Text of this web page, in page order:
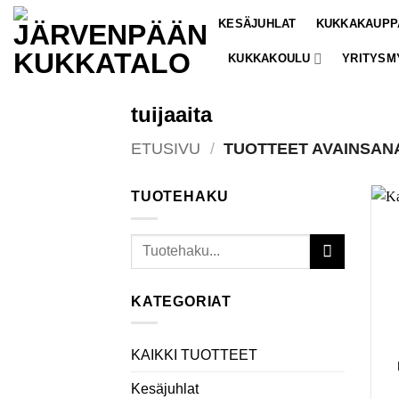
Skip
content
KESÄJUHLAT
KUKKAKOULU
tuijaaita
ETUSIVU / TUOTTEET
TUOTEHAKU
Etsi:
KATEGORIAT
KAIKKI TUOTTEET
Kesäjuhlat